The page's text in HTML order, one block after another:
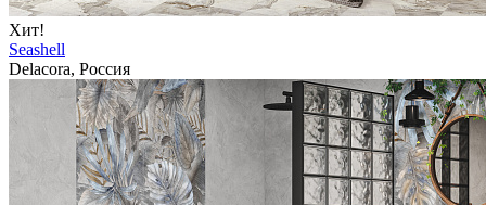
Хит!
Seashell
Delacora, Россия